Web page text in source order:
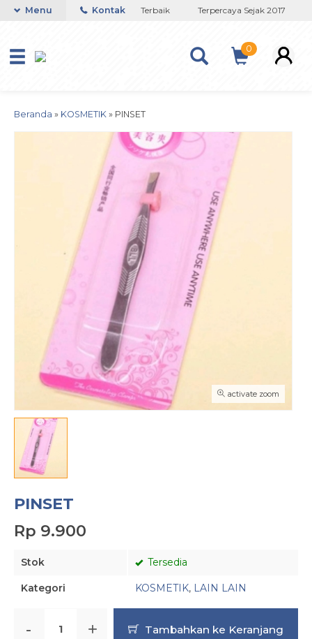
Toko Titanium Lapisan Emas Terbaik Terpercaya Sejak 2017
Menu Kontak
0
Beranda » KOSMETIK » PINSET
activate zoom
PINSET
Rp 9.900
Stok Tersedia
Kategori KOSMETIK, LAIN LAIN
- + Tambahkan ke Keranjang